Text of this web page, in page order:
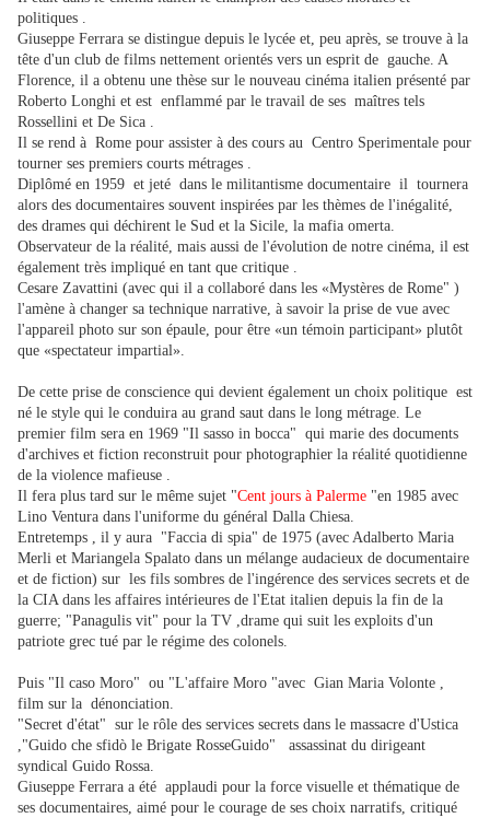
politiques .
Giuseppe Ferrara se distingue depuis le lycée et, peu après, se trouve à la
tête d'un club de films nettement orientés vers un esprit de gauche. A
Florence, il a obtenu une thèse sur le nouveau cinéma italien présenté par
Roberto Longhi et est enflammé par le travail de ses maîtres tels
Rossellini et De Sica .
Il se rend à Rome pour assister à des cours au Centro Sperimentale pour
tourner ses premiers courts métrages .
Diplômé en 1959 et jeté dans le militantisme documentaire il tournera
alors des documentaires souvent inspirées par les thèmes de l'inégalité,
des drames qui déchirent le Sud et la Sicile, la mafia omerta.
Observateur de la réalité, mais aussi de l'évolution de notre cinéma, il est
également très impliqué en tant que critique .
Cesare Zavattini (avec qui il a collaboré dans les «Mystères de Rome" )
l'amène à changer sa technique narrative, à savoir la prise de vue avec
l'appareil photo sur son épaule, pour être «un témoin participant» plutôt
que «spectateur impartial».
De cette prise de conscience qui devient également un choix politique est
né le style qui le conduira au grand saut dans le long métrage. Le
premier film sera en 1969 "Il sasso in bocca" qui marie des documents
d'archives et fiction reconstruit pour photographier la réalité quotidienne
de la violence mafieuse .
Il fera plus tard sur le même sujet "Cent jours à Palerme "en 1985 avec
Lino Ventura dans l'uniforme du général Dalla Chiesa.
Entretemps , il y aura "Faccia di spia" de 1975 (avec Adalberto Maria
Merli et Mariangela Spalato dans un mélange audacieux de documentaire
et de fiction) sur les fils sombres de l'ingérence des services secrets et de
la CIA dans les affaires intérieures de l'Etat italien depuis la fin de la
guerre; "Panagulis vit" pour la TV ,drame qui suit les exploits d'un
patriote grec tué par le régime des colonels.
Puis "Il caso Moro" ou "L'affaire Moro "avec Gian Maria Volonte ,
film sur la dénonciation.
"Secret d'état" sur le rôle des services secrets dans le massacre d'Ustica
,"Guido che sfidò le Brigate RosseGuido" assassinat du dirigeant
syndical Guido Rossa.
Giuseppe Ferrara a été applaudi pour la force visuelle et thématique de
ses documentaires, aimé pour le courage de ses choix narratifs, critiqué